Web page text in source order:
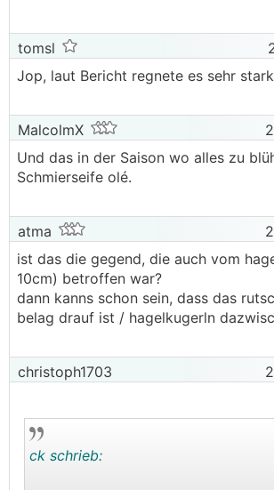
tomsl
Jop, laut Bericht regnete es sehr
MalcolmX
Und das in der Saison wo alles zu
Schmierseife olé.
atma
ist das die gegend, die auch vom
10cm) betroffen war?
dann kanns schon sein, dass das
belag drauf ist / hagelkugerln
christoph1703
ck schrieb: